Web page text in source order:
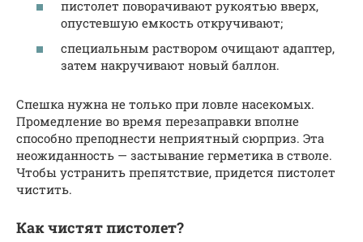
пистолет поворачивают рукоятью вверх,
опустевшую емкость откручивают;
специальным раствором очищают адаптер,
затем накручивают новый баллон.
Спешка нужна не только при ловле насекомых.
Промедление во время перезаправки вполне
способно преподнести неприятный сюрприз. Эта
неожиданность — застывание герметика в стволе.
Чтобы устранить препятствие, придется пистолет
чистить.
Как чистят пистолет?